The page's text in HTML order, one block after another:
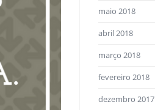
maio 2018
abril 2018
março 2018
fevereiro 2018
dezembro 2017